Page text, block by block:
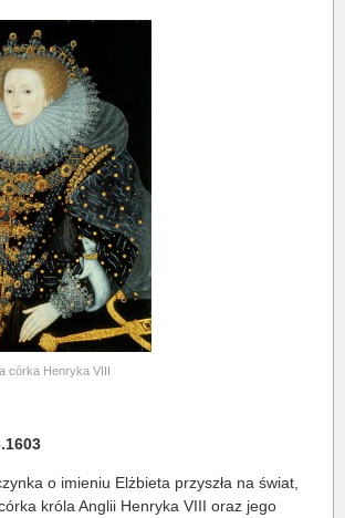
córka Henryka VIII
o imieniu Elżbieta przyszła na świat,
króla Anglii Henryka VIII oraz jego